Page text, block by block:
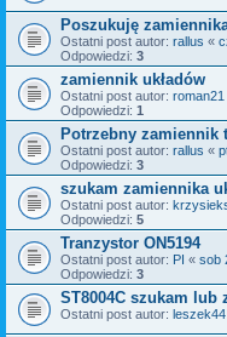
Poszukuję
Ostatni post autor: rallus «
Odpowiedzi: 3
zamiennik układów
Ostatni post autor: roman21
Odpowiedzi: 1
Potrzebny zamiennik
Ostatni post autor: rallus «
Odpowiedzi: 3
szukam zamiennika
Ostatni post autor:
Odpowiedzi: 5
Tranzystor ON5194
Ostatni post autor: PI « sob
Odpowiedzi: 3
ST8004C szukam lub
Ostatni post autor: leszek44